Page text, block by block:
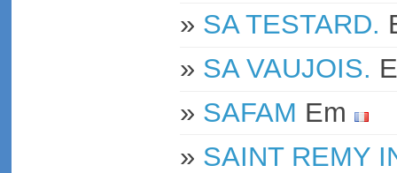
» SA TESTARD.
» SA VAUJOIS.
» SAFAM Em
» SAINT REMY